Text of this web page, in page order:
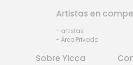
Artistas en
- artistas
- Área Privada
Sobre Yicca